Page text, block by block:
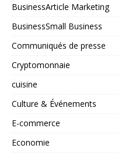
BusinessArticle Marketing
BusinessSmall Business
Communiqués de presse
Cryptomonnaie
cuisine
Culture & Événements
E-commerce
Economie